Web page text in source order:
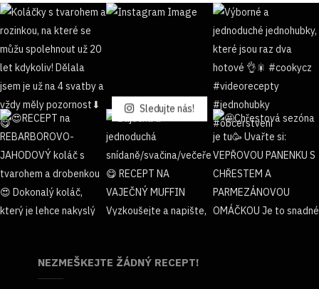
Sledujte nás!
NEZMEŠKEJTE ŽÁDNÝ RECEPT!